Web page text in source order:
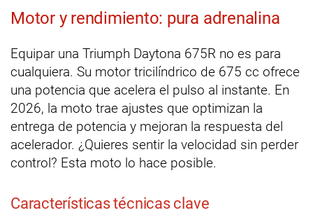
Motor y rendimiento: pura adrenalina
Equipar una Triumph Daytona 675R no es para
cualquiera. Su motor tricilíndrico de 675 cc ofrece
una potencia que acelera el pulso al instante. En
2026, la moto trae ajustes que optimizan la
entrega de potencia y mejoran la respuesta del
acelerador. ¿Quieres sentir la velocidad sin perder
control? Esta moto lo hace posible.
Características técnicas clave